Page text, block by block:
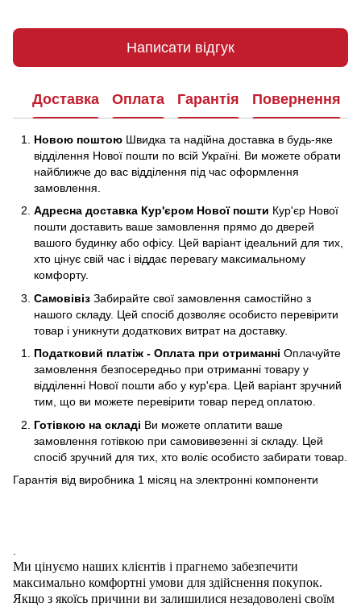
Написати відгук
Доставка Оплата Гарантія Повернення
Новою поштою Швидка та надійна доставка в будь-яке
відділення Нової пошти по всій Україні. Ви можете обрати
найближче до вас відділення під час оформлення
замовлення.
Адресна доставка Кур'єром Нової пошти Кур'єр Нової
пошти доставить ваше замовлення прямо до дверей
вашого будинку або офісу. Цей варіант ідеальний для тих,
хто цінує свій час і віддає перевагу максимальному
комфорту.
Самовівіз Забирайте свої замовлення самостійно з
нашого складу. Цей спосіб дозволяє особисто перевірити
товар і уникнути додаткових витрат на доставку.
Податковий платіж - Оплата при отриманні Оплачуйте
замовлення безпосередньо при отриманні товару у
відділенні Нової пошти або у кур'єра. Цей варіант зручний
тим, що ви можете перевірити товар перед оплатою.
Готівкою на складі Ви можете оплатити ваше
замовлення готівкою при самовивезенні зі складу. Цей
спосіб зручний для тих, хто воліє особисто забирати товар.
Гарантія від виробника 1 місяц на электроннi компоненти
Ми цінуємо наших клієнтів і прагнемо забезпечити
максимально комфортні умови для здійснення покупок.
Якщо з якоїсь причини ви залишилися незадоволені своїм